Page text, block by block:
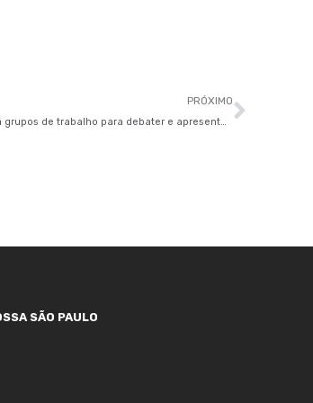
PRÓXIMO
Conselho da Cidade terá grupos de trabalho para debater e apresentar propostas
SÃO PAULO